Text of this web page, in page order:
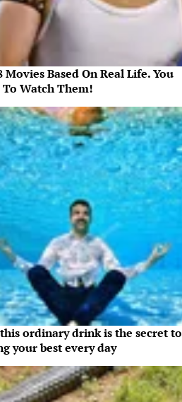
Movies Based On Real Life. You
To Watch Them!
ordinary drink is the secret to
your best every day